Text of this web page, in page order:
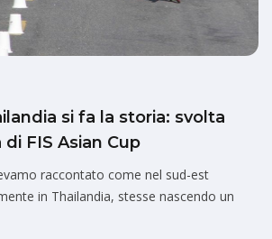
si fa la storia: svolta
FIS Asian Cup
raccontato come nel sud-est
in Thailandia, stesse nascendo un